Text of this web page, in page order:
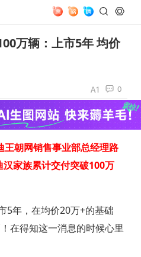
万辆：上市5年 均价
0
王朝网销售事业部总经理路
家族累计交付突破100万
5年，在均价20万+的基础
在得知这一消息的时候心里